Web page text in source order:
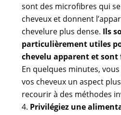
sont des microfibres qui
cheveux et donnent
chevelure plus dense. Ils
particulièrement utiles
chevelu apparent et sont
En quelques minutes,
vos cheveux un aspect
recourir à des méthodes
Privilégiez une